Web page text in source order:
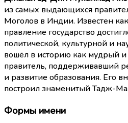
из самых выдающихся
Моголов в Индии. Известен
правление государство
политической, культурной и
вошёл в историю как мудрый
правитель, поддерживавший
и развитие образования. Его
построил знаменитый Тадж-
Формы имени